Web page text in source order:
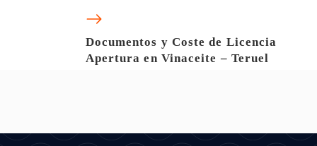
Documentos y Coste de Licencia
Apertura en Vinaceite – Teruel